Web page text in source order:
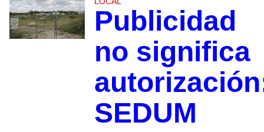
Publicidad
no significa
SEDUM